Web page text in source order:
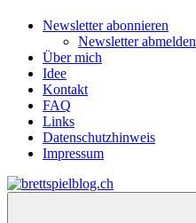
Newsletter abonnieren
Newsletter abmelden
Über mich
Idee
Kontakt
FAQ
Links
Datenschutzhinweis
Impressum
Zum
Inhalt